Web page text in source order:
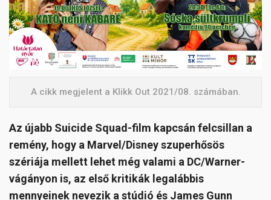
A cikk megjelent a Klikk Out 2021/08. számában.
Az újabb Suicide Squad-film kapcsán felcsillan a
remény, hogy a Marvel/Disney szuperhősös
szériája mellett lehet még valami a DC/Warner-
vágányon is, az első kritikák legalábbis
mennyeinek nevezik a stúdió és James Gunn